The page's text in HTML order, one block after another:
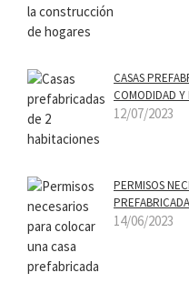
CASAS
COMODIDAD Y
12/07/2023
PERMISOS
PREFABRICADA
14/06/2023